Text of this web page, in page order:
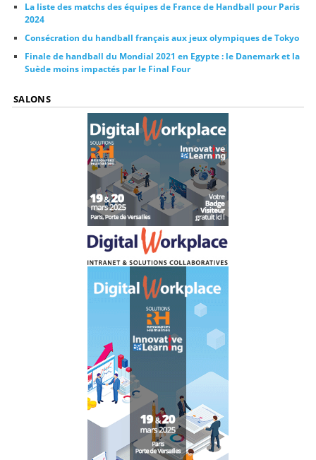
La liste des matchs des équipes de France de Handball pour Paris
2024
Consécration du handball français aux jeux olympiques de Tokyo
Finale de handball du Mondial 2021 en Egypte : le Danemark et la
Suède moins impactés par le Final Four
SALONS